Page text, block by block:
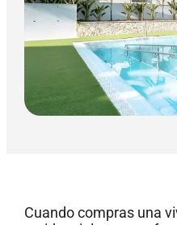
Cuando compras una